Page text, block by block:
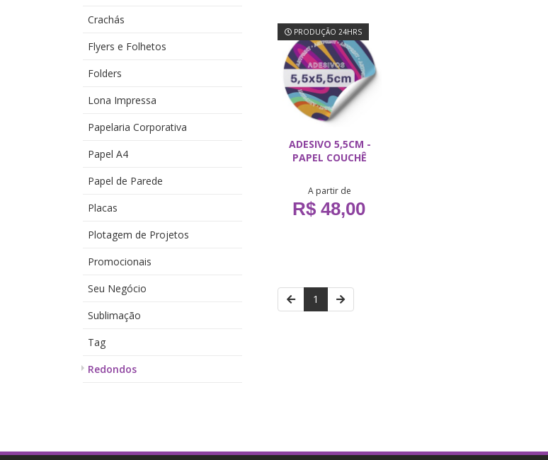
Crachás
Flyers e Folhetos
Folders
Lona Impressa
Papelaria Corporativa
Papel A4
Papel de Parede
Placas
Plotagem de Projetos
Promocionais
Seu Negócio
Sublimação
Tag
Redondos
PRODUÇÃO 24HRS
ADESIVO 5,5CM -
PAPEL COUCHÊ
A partir de
R$ 48,00
1